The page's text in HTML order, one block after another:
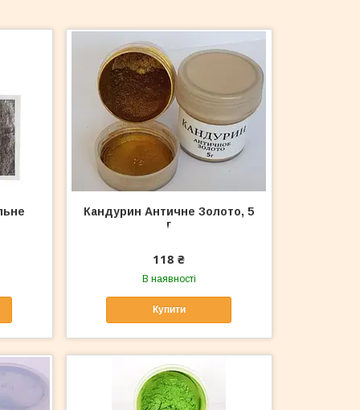
Кандурин Античне Золото, 5
г
118 ₴
В наявності
Купити